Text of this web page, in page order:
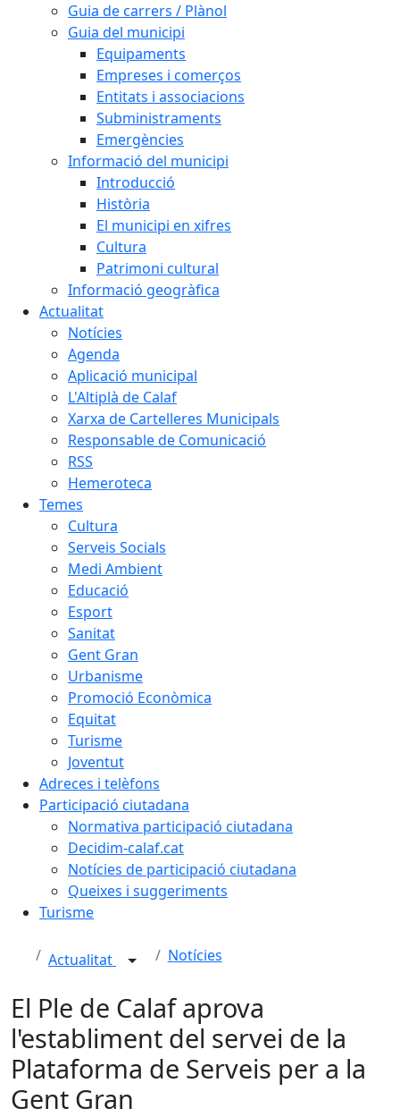
Guia de carrers / Plànol
Guia del municipi
Equipaments
Empreses i comerços
Entitats i associacions
Subministraments
Emergències
Informació del municipi
Introducció
Història
El municipi en xifres
Cultura
Patrimoni cultural
Informació geogràfica
Actualitat
Notícies
Agenda
Aplicació municipal
L'Altiplà de Calaf
Xarxa de Cartelleres Municipals
Responsable de Comunicació
RSS
Hemeroteca
Temes
Cultura
Serveis Socials
Medi Ambient
Educació
Esport
Sanitat
Gent Gran
Urbanisme
Promoció Econòmica
Equitat
Turisme
Joventut
Adreces i telèfons
Participació ciutadana
Normativa participació ciutadana
Decidim-calaf.cat
Notícies de participació ciutadana
Queixes i suggeriments
Turisme
Actualitat Notícies
El Ple de Calaf aprova
l'establiment del servei de la
Plataforma de Serveis per a la
Gent Gran